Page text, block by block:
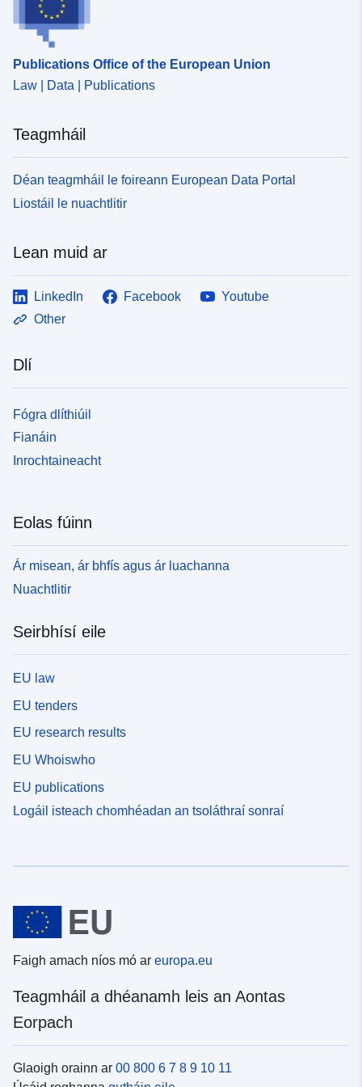
Publications Office of the European Union
Law | Data | Publications
Teagmháil
Déan teagmháil le foireann European Data Portal
Liostáil le nuachtlitir
Lean muid ar
LinkedIn Facebook
Youtube
Other
Dlí
Fógra dlíthiúil
Fianáin
Inrochtaineacht
Eolas fúinn
Ár misean, ár bhfís agus ár luachanna
Nuachtlitir
Seirbhísí eile
EU law
EU tenders
EU research results
EU Whoiswho
EU publications
Logáil isteach chomhéadan an tsoláthraí sonraí
Faigh amach níos mó ar europa.eu
Teagmháil a dhéanamh leis an Aontas
Eorpach
Glaoigh orainn ar 00 800 6 7 8 9 10 11